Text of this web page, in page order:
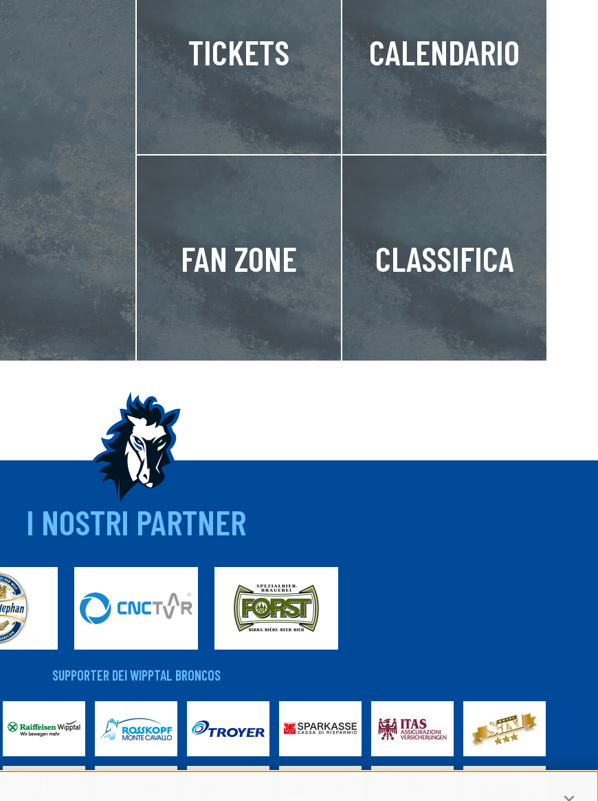
TICKETS CALENDARIO
FAN ZONE CLASSIFICA
I NOSTRI PARTNER
SUPPORTER DEI WIPPTAL BRONCOS